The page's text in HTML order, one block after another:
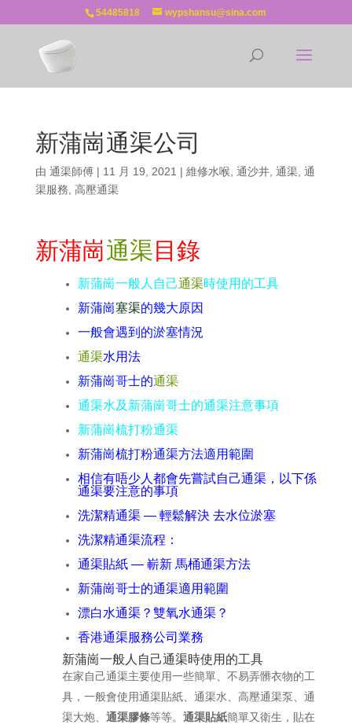
54485818 wypshansu@sina.com
新蒲崗通渠公司
由 通渠師傅| 11 月 19, 2021 | 維修水喉, 通沙井, 通渠, 通
渠服務 高壓通渠
新蒲崗通渠目錄
新蒲崗一般人自己通渠時使用的工具
新蒲崗塞渠的幾大原因
一般會遇到的淤塞情況
通渠水用法
新蒲崗哥士的通渠
通渠水及新蒲崗哥士的通渠注意事項
新蒲崗梳打粉通渠
新蒲崗梳打粉通渠方法適用範圍
相信有唔少人都會先嘗試自己通渠，以下係
通渠要注意的事項
洗潔精通渠 — 輕鬆解決 去水位淤塞
洗潔精通渠流程：
通渠貼紙 — 嶄新 馬桶通渠方法
新蒲崗哥士的通渠適用範圍
漂白水通渠？雙氧水通渠？
香港通渠服務公司業務
新蒲崗一般人自己通渠時使用的工具
在家自己通渠主要使用一些簡單、不易弄髒衣物的工
具，一般會使用通渠貼紙、通渠水、高壓通渠泵、通
渠大炮、 通渠膠條等等。 通渠貼紙簡單又衛生，貼在